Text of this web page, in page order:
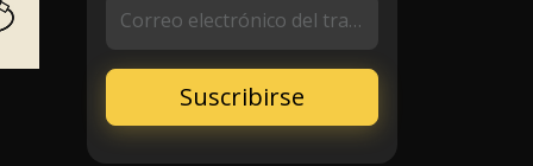
Correo electrónico del trabajo